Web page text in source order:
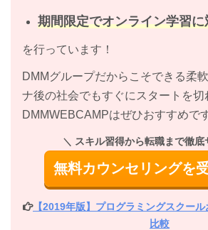
期間限定でオンライン学習に
を行っています！
DMMグループだからこそできる柔
ナ後の社会でもすぐにスタートを切
DMMWEBCAMPはぜひおすすめで
スキル習得から転職まで徹底
無料カウンセリングを
【2019年版】プログラミングスクー
比較